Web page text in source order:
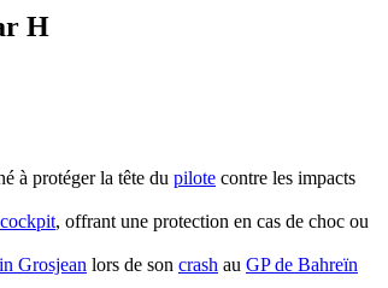
H
à protéger la tête du pilote contre les impacts
cockpit, offrant une protection en cas de choc ou
Grosjean lors de son crash au GP de Bahreïn